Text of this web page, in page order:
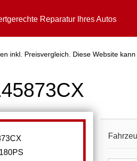
Reparatur Ihres Autos
inkl. Preisvergleich. Diese Website